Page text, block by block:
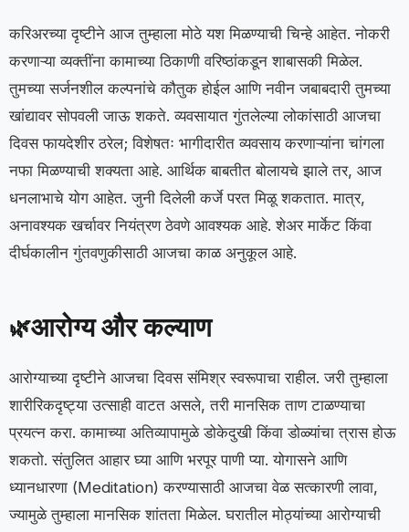
करिअरच्या दृष्टीने आज तुम्हाला मोठे यश मिळण्याची चिन्हे आहेत. नोकरी
करणाऱ्या व्यक्तींना कामाच्या ठिकाणी वरिष्ठांकडून शाबासकी मिळेल.
तुमच्या सर्जनशील कल्पनांचे कौतुक होईल आणि नवीन जबाबदारी तुमच्या
खांद्यावर सोपवली जाऊ शकते. व्यवसायात गुंतलेल्या लोकांसाठी आजचा
दिवस फायदेशीर ठरेल; विशेषतः भागीदारीत व्यवसाय करणाऱ्यांना चांगला
नफा मिळण्याची शक्यता आहे. आर्थिक बाबतीत बोलायचे झाले तर, आज
धनलाभाचे योग आहेत. जुनी दिलेली कर्जे परत मिळू शकतात. मात्र,
अनावश्यक खर्चावर नियंत्रण ठेवणे आवश्यक आहे. शेअर मार्केट किंवा
दीर्घकालीन गुंतवणुकीसाठी आजचा काळ अनुकूल आहे.
🌿आरोग्य और कल्याण
आरोग्याच्या दृष्टीने आजचा दिवस संमिश्र स्वरूपाचा राहील. जरी तुम्हाला
शारीरिकदृष्ट्या उत्साही वाटत असले, तरी मानसिक ताण टाळण्याचा
प्रयत्न करा. कामाच्या अतिव्यापामुळे डोकेदुखी किंवा डोळ्यांचा त्रास होऊ
शकतो. संतुलित आहार घ्या आणि भरपूर पाणी प्या. योगासने आणि
ध्यानधारणा (Meditation) करण्यासाठी आजचा वेळ सत्कारणी लावा,
ज्यामुळे तुम्हाला मानसिक शांतता मिळेल. घरातील मोठ्यांच्या आरोग्याची